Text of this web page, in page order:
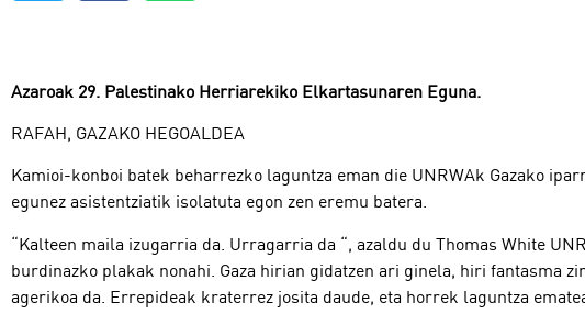
Azaroak 29. Palestinako Herriarekiko Elkartasunaren Eguna.
RAFAH, GAZAKO HEGOALDEA
Kamioi-konboi batek beharrezko laguntza eman die UNRWAk Gazako
egunez asistentziatik isolatuta egon zen eremu batera.
“Kalteen maila izugarria da. Urragarria da “, azaldu du Thomas White
burdinazko plakak nonahi. Gaza hirian gidatzen ari ginela, hiri fantasma
agerikoa da. Errepideak kraterrez josita daude, eta horrek laguntza